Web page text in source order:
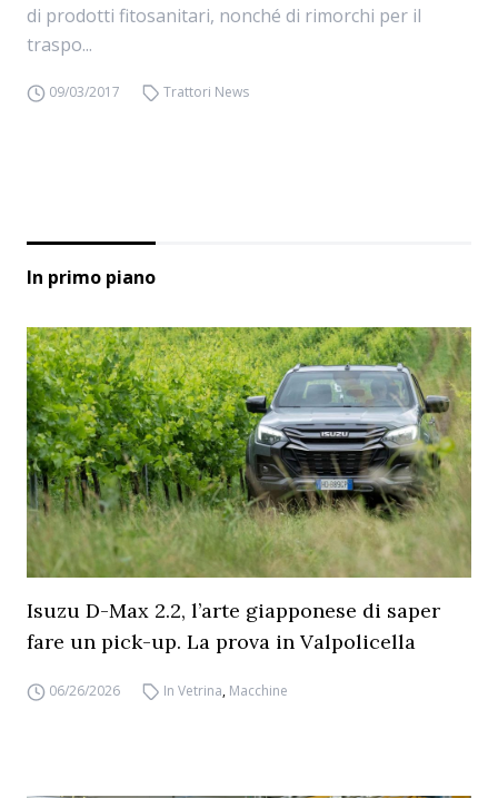
di prodotti fitosanitari, nonché di rimorchi per il
traspo...
09/03/2017 Trattori News
In primo piano
Isuzu D-Max 2.2, l’arte giapponese di saper
fare un pick-up. La prova in Valpolicella
06/26/2026 In Vetrina, Macchine